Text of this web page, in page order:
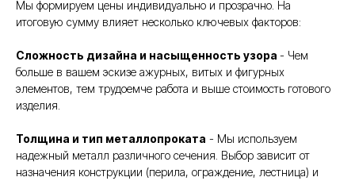
Мы формируем цены индивидуально и прозрачно. На
итоговую сумму влияет несколько ключевых факторов:
Сложность дизайна и насыщенность узора - Чем
больше в вашем эскизе ажурных, витых и фигурных
элементов, тем трудоемче работа и выше стоимость готового
изделия.
Толщина и тип металлопроката - Мы используем
надежный металл различного сечения. Выбор зависит от
назначения конструкции (перила, ограждение, лестница) и